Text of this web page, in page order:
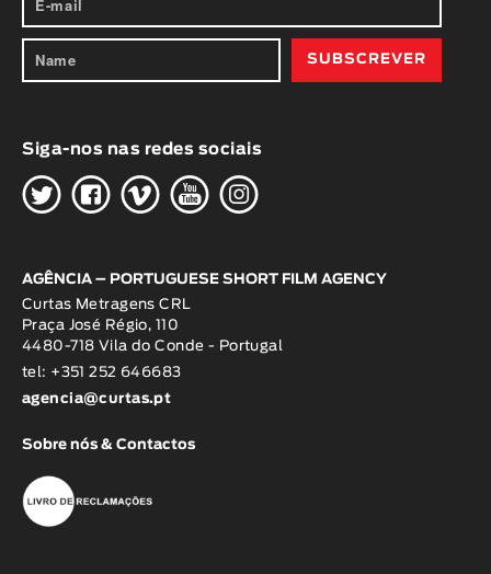
Siga-nos nas redes sociais
HGWOK
AGÊNCIA – PORTUGUESE SHORT FILM AGENCY
Curtas Metragens CRL
Praça José Régio, 110
4480-718 Vila do Conde - Portugal
tel: +351 252 646683
agencia@curtas.pt
Sobre nós & Contactos